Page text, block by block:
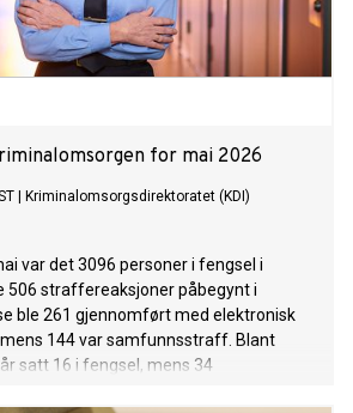
for mai 2026
Kriminalomsorgsdirektoratet (KDI)
var det 3096 personer i fengsel i
506 straffereaksjoner påbegynt i
ble 261 gjennomført med elektronisk
144 var samfunnsstraff. Blant
satt 16 i fengsel, mens 34